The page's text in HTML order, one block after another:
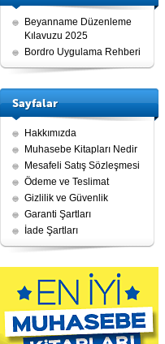
Beyanname Düzenleme
Kılavuzu 2025
Bordro Uygulama Rehberi
Sayfalar
Hakkımızda
Muhasebe Kitapları Nedir
Mesafeli Satış Sözleşmesi
Ödeme ve Teslimat
Gizlilik ve Güvenlik
Garanti Şartları
İade Şartları